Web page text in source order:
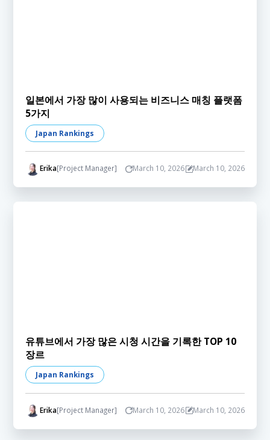
일본에서 가장 많이 사용되는 비즈니스 매칭 플랫폼
5가지
Japan Rankings
Erika[Project Manager] March 10, 2026 March 10, 2026
유튜브에서 가장 많은 시청 시간을 기록한 TOP 10
장르
Japan Rankings
Erika[Project Manager] March 10, 2026 March 10, 2026